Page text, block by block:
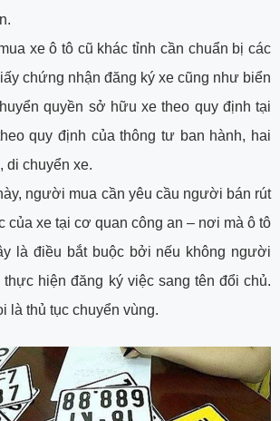
xe ô tô cũ khác tỉnh cần chuẩn bị các
chứng nhận đăng ký xe cũng như biển
quyền sở hữu xe theo quy định tại
quy định của thông tư ban hành, hai
di chuyển xe.
người mua cần yêu cầu người bán rút
của xe tại cơ quan công an – nơi mà ô tô
là điều bắt buộc bởi nếu không người
thực hiện đăng ký việc sang tên đổi chủ.
là thủ tục chuyển vùng.